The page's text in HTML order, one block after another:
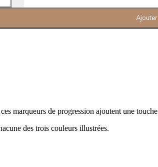
marqueurs de progression ajoutent une
des trois couleurs illustrées.